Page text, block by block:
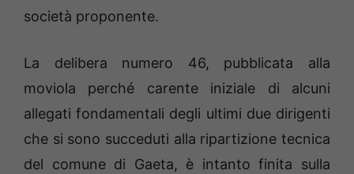
società proponente.
La delibera numero 46, pubblicata alla
moviola perché carente iniziale di alcuni
allegati fondamentali degli ultimi due dirigenti
che si sono succeduti alla ripartizione tecnica
del comune di Gaeta, è intanto finita sulla